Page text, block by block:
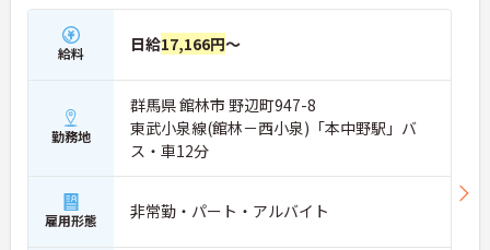
給料 日給17,166円～
勤務地
群馬県 館林市 野辺町947-8
東武小泉線(館林－西小泉)「本中野駅」バ
ス・車12分
雇用形態 非常勤・パート・アルバイト